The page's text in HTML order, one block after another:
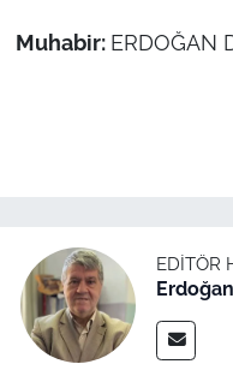
Muhabir: ERDOĞAN
EDITÖR